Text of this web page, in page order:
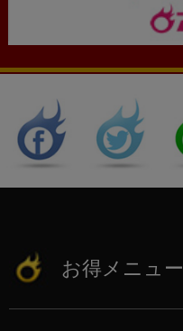
お得メニュー